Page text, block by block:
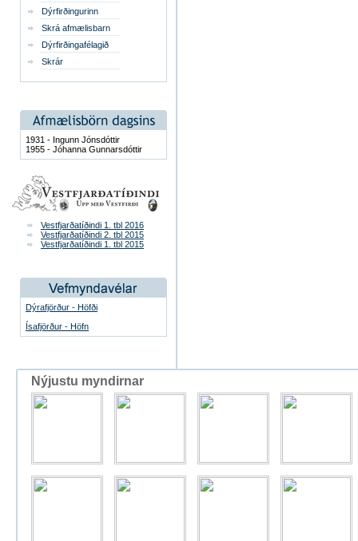
Dýrfirðingurinn
Skrá afmælisbarn
Dýrfirðingafélagið
Skrár
1931 - Ingunn Jónsdóttir
1955 - Jóhanna Gunnarsdóttir
Vestfjarðatíðindi 1. tbl 2016
Vestfjarðatíðindi 2. tbl 2015
Vestfjarðatíðindi 1. tbl 2015
Dýrafjörður - Höfði
Ísafjörður - Höfn
Nýjustu myndirnar